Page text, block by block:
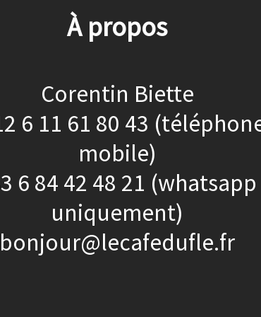
À propos
Corentin Biette
6 11 61 80 43
mobile)
6 84 42 48 21 (whatsapp
uniquement)
bonjour@lecafedufle.fr